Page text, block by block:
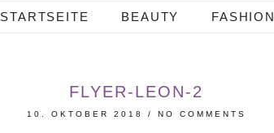
STARTSEITE BEAUTY FASHION
FLYER-LEON-2
10. OKTOBER 2018 / NO COMMENTS